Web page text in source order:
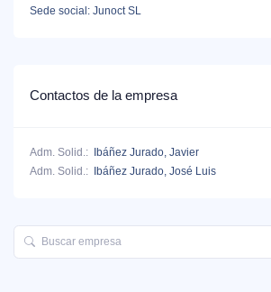
Sede social: Junoct SL
Contactos de la empresa
Adm. Solid.: Ibáñez Jurado, Javier
Adm. Solid.: Ibáñez Jurado, José Luis